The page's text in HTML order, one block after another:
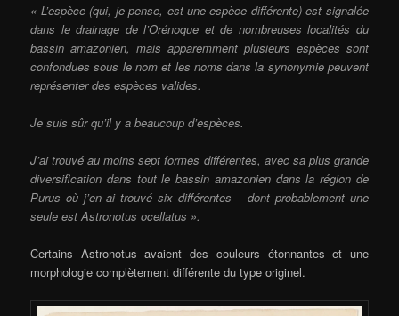
« L’espèce (qui, je pense, est une espèce différente) est signalée
dans le drainage de l’Orénoque et de nombreuses localités du
bassin amazonien, mais apparemment plusieurs espèces sont
confondues sous le nom et les noms dans la synonymie peuvent
représenter des espèces valides.
Je suis sûr qu’il y a beaucoup d’espèces.
J’ai trouvé au moins sept formes différentes, avec sa plus grande
diversification dans tout le bassin amazonien dans la région de
Purus où j’en ai trouvé six différentes – dont probablement une
seule est Astronotus ocellatus ».
Certains Astronotus avaient des couleurs étonnantes et une
morphologie complètement différente du type originel.